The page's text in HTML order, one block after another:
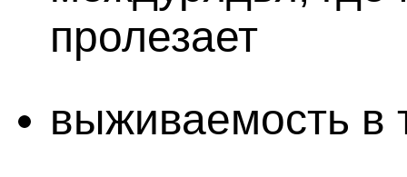
пролезает
выживаемость в